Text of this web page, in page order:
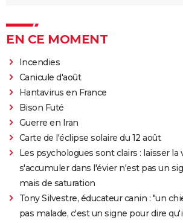
EN CE MOMENT
Incendies
Canicule d'août
Hantavirus en France
Bison Futé
Guerre en Iran
Carte de l'éclipse solaire du 12 août
Les psychologues sont clairs : laisser la
s'accumuler dans l'évier n'est pas un
mais de saturation
Tony Silvestre, éducateur canin : "un
pas malade, c'est un signe pour dire